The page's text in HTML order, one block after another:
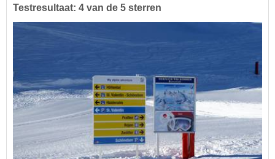
Testresultaat: 4 van de 5 sterren